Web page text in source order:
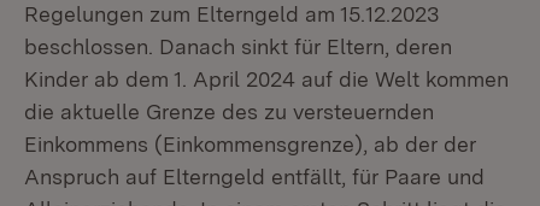
Regelungen zum Elterngeld am 15.12.2023
beschlossen. Danach sinkt für Eltern, deren
Kinder ab dem 1. April 2024 auf die Welt kommen
die aktuelle Grenze des zu versteuernden
Einkommens (Einkommensgrenze), ab der der
Anspruch auf Elterngeld entfällt, für Paare und